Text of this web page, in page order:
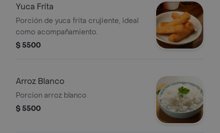
Yuca Frita
Porción de yuca frita crujiente, ideal
como acompañamiento.
$ 5500
Arroz Blanco
Porcion arroz blanco
$ 5500